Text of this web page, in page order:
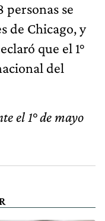
personas se
de Chicago, y
que el 1°
del
el 1° de mayo